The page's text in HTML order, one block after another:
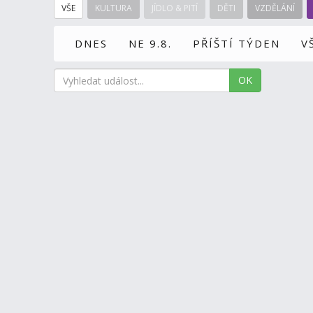
VŠE KULTURA JÍDLO & PITÍ DĚTI VZDĚLÁNÍ
DNES NE 9.8. PŘÍŠTÍ TÝDEN
OK